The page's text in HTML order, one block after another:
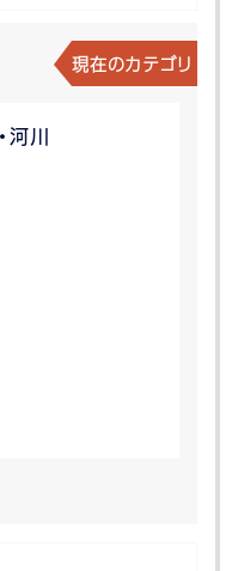
現在のカテゴリ
河川